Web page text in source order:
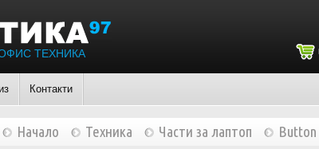
ТЕХНИКА
Контакти
Начало Техника Части за лаптоп